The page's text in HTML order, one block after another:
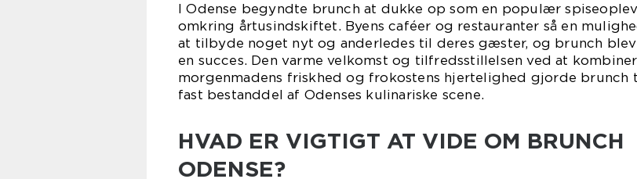
I Odense begyndte brunch at dukke op som en populær
omkring årtusindskiftet. Byens caféer og restauranter så en
at tilbyde noget nyt og anderledes til deres gæster, og brunch blev
en succes. Den varme velkomst og tilfredsstillelsen ved at
morgenmadens friskhed og frokostens hjertelighed gjorde brunch
fast bestanddel af Odenses kulinariske scene.
HVAD ER VIGTIGT AT VIDE OM BRUNCH
ODENSE?